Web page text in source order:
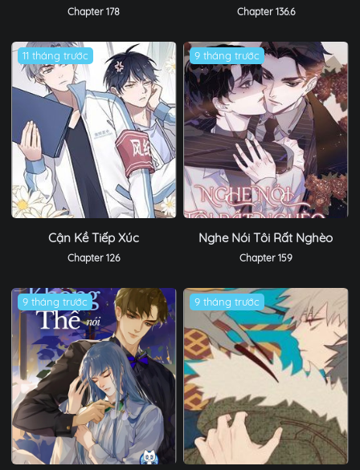
Chapter 178 Chapter 136.6
11 tháng trước
Cận Kề Tiếp Xúc
Chapter 126
9 tháng trước
Nghe Nói Tôi Rất Nghèo
Chapter 159
9 tháng trước 9 tháng trước